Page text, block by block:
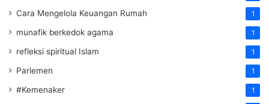
Cara Mengelola Keuangan Rumah 1
munafik berkedok agama 1
refleksi spiritual Islam 1
Parlemen 1
#Kemenaker 1